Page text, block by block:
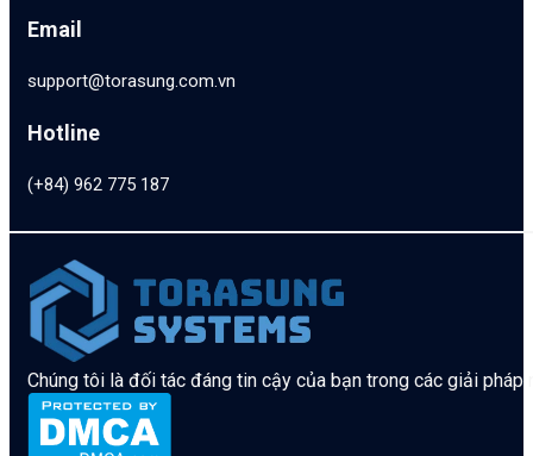
Email
support@torasung.com.vn
Hotline
(+84) 962 775 187
Chúng tôi là đối tác đáng tin cậy của bạn trong các giải pháp